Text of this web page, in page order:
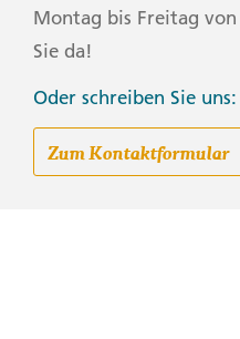
Montag bis Freitag
Sie da!
Oder schreiben Sie uns:
Zum Kontaktformular